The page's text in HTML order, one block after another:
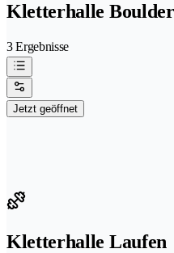
Kletterhalle
3 Ergebnisse
Jetzt geöffnet
Kletterhalle Laufen